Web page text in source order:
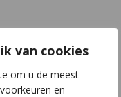
van cookies
om u de meest
en